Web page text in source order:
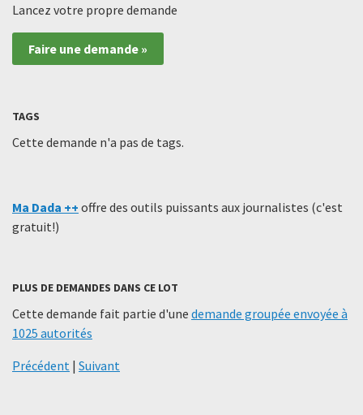
Lancez votre propre demande
Faire une demande »
TAGS
Cette demande n'a pas de tags.
Ma Dada ++ offre des outils puissants aux journalistes (c'est
gratuit!)
PLUS DE DEMANDES DANS CE LOT
Cette demande fait partie d'une demande groupée envoyée à
1025 autorités
Précédent | Suivant